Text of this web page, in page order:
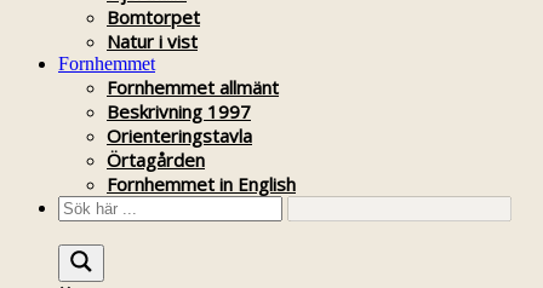
Bomtorpet
Natur i vist
Fornhemmet
Fornhemmet allmänt
Beskrivning 1997
Orienteringstavla
Örtagården
Fornhemmet in English